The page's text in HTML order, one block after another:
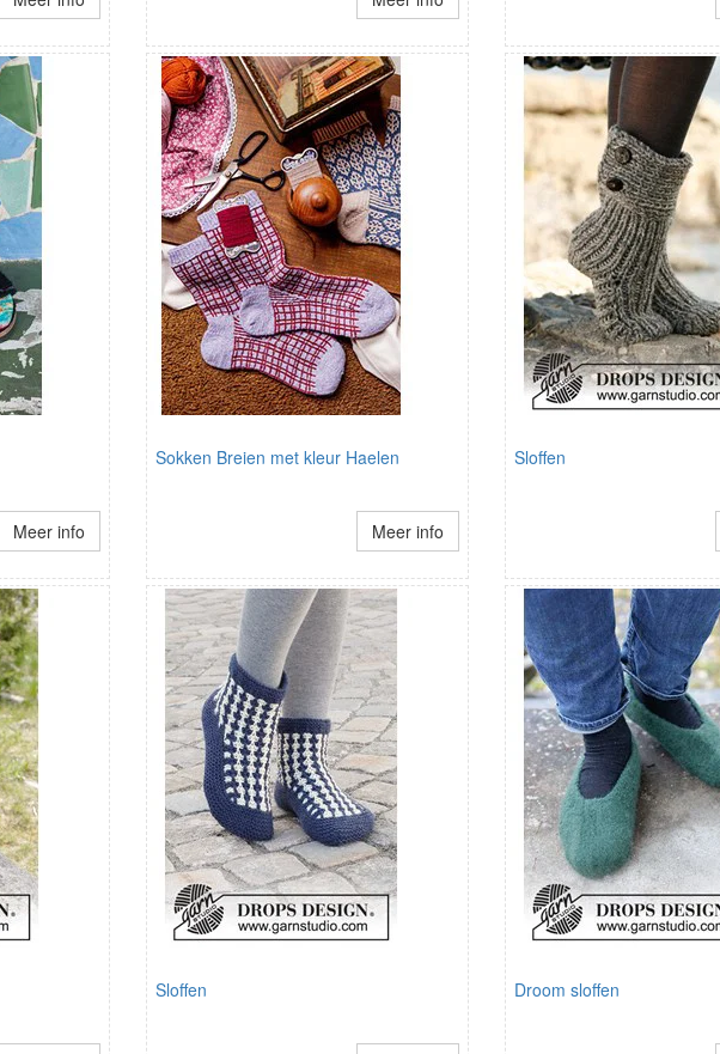
Meer info
Sokken Breien met kleur Haelen
Meer info
Sloffen
Sloffen Droom sloffen